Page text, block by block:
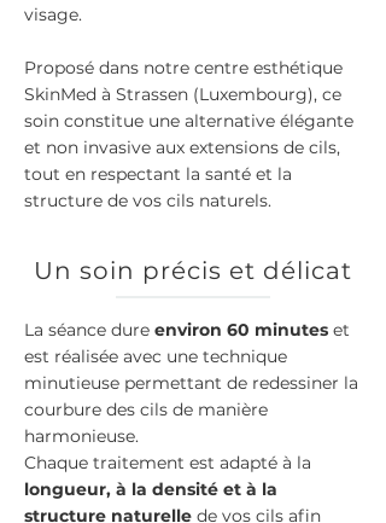
visage.
Proposé dans notre centre esthétique
SkinMed à Strassen (Luxembourg), ce
soin constitue une alternative élégante
et non invasive aux extensions de cils,
tout en respectant la santé et la
structure de vos cils naturels.
Un soin précis et délicat
La séance dure environ 60 minutes et
est réalisée avec une technique
minutieuse permettant de redessiner la
courbure des cils de manière
harmonieuse.
Chaque traitement est adapté à la
longueur, à la densité et à la
structure naturelle de vos cils afin